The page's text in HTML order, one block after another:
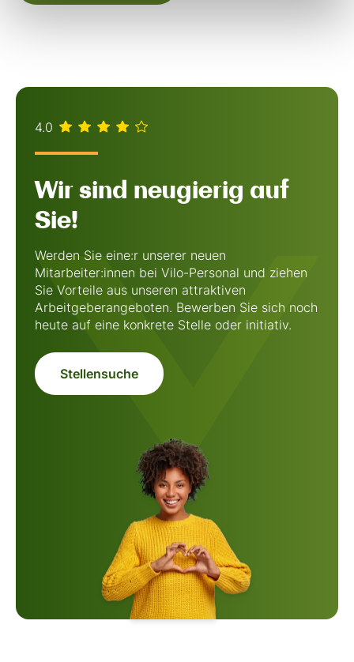
4.0
Wir sind neugierig auf
Sie!
Werden Sie eine:r unserer neuen
Mitarbeiter:innen bei Vilo-Personal und ziehen
Sie Vorteile aus unseren attraktiven
Arbeitgeberangeboten. Bewerben Sie sich noch
heute auf eine konkrete Stelle oder initiativ.
Stellensuche